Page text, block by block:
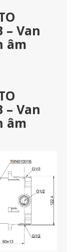
– Van
âm
– Van
âm